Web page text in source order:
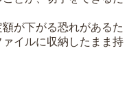
が下がる恐れがあるた
イルに収納したまま持